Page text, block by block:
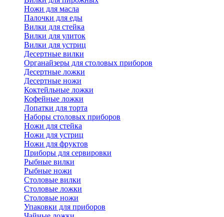
Ножи для масла
Палочки для еды
Вилки для стейка
Вилки для улиток
Вилки для устриц
Десертные вилки
Органайзеры для столовых приборов
Десертные ложки
Десертные ножи
Коктейльные ложки
Кофейные ложки
Лопатки для торта
Наборы столовых приборов
Ножи для стейка
Ножи для устриц
Ножи для фруктов
Приборы для сервировки
Рыбные вилки
Рыбные ножи
Столовые вилки
Столовые ложки
Столовые ножи
Упаковки для приборов